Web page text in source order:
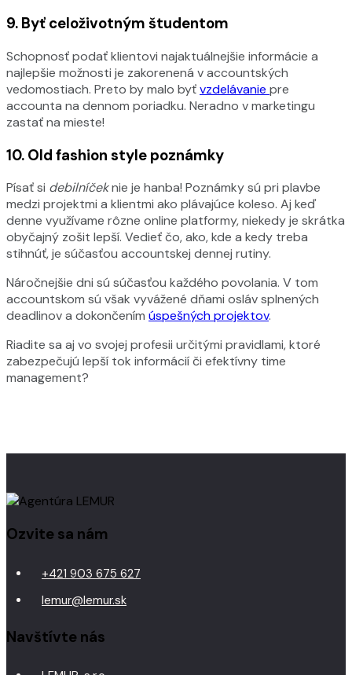
9. Byť celoživotným študentom
Schopnosť podať klientovi najaktuálnejšie informácie a
najlepšie možnosti je zakorenená v accountských
vedomostiach. Preto by malo byťvzdelávanie pre
accounta na dennom poriadku. Neradno v marketingu
zastať na mieste!
10. Old fashion style poznámky
Písať si debilníčeknie je hanba! Poznámky sú pri plavbe
medzi projektmi a klientmi ako plávajúce koleso. Aj keď
denne využívame rôzne online platformy, niekedy je skrátka
obyčajný zošit lepší. Vedieť čo, ako, kde a kedy treba
stihnúť, je súčasťou accountskej dennej rutiny.
Náročnejšie dni sú súčasťou každého povolania. V tom
accountskom sú však vyvážené dňami osláv splnených
deadlinov a dokončením úspešných projektov.
Riadite sa aj vo svojej profesii určitými pravidlami, ktoré
zabezpečujú lepší tok informácií či efektívny time
management?
Ozvite sa nám
+421 903 675 627
lemur@lemur.sk
Navštívte nás